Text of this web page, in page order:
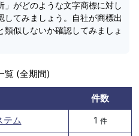
」がどのような文字商標に対し
てみましょう。自社が商標出
似しないか確認してみましょ
覧 (全期間)
件数
テム
1 件